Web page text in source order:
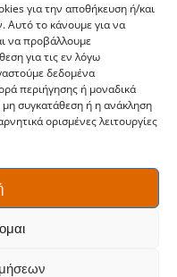
για την αποθήκευση ή/και
το κάνουμε για να
να προβάλλουμε
για τις εν λόγω
δεδομένα
περιήγησης ή μοναδικά
συγκατάθεση ή η ανάκληση
ορισμένες λειτουργίες
κοντά στον
πιέζουν
να κάνουν
φθορά